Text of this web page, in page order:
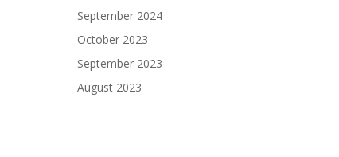
September 2024
October 2023
September 2023
August 2023